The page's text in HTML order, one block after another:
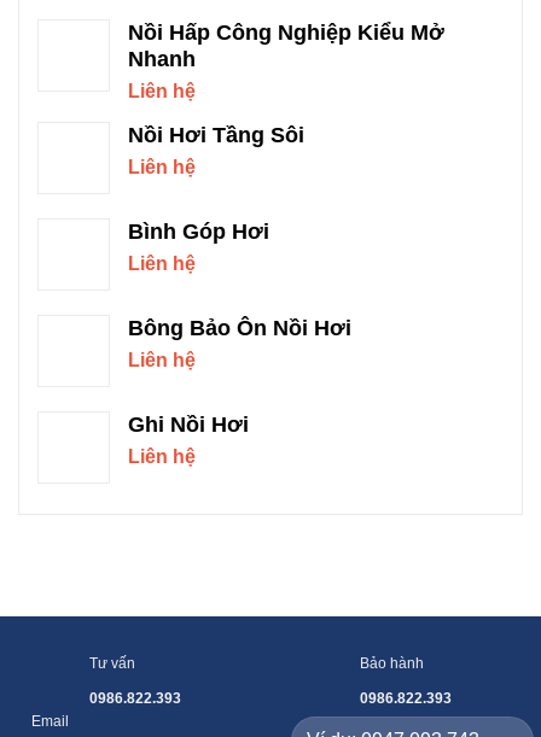
Nồi Hấp Công Nghiệp Kiểu Mở
Nhanh
Liên hệ
Nồi Hơi Tầng Sôi
Liên hệ
Bình Góp Hơi
Liên hệ
Bông Bảo Ôn Nồi Hơi
Liên hệ
Ghi Nồi Hơi
Liên hệ
Tư vấn
0986.822.393
Bảo hành
0986.822.393
Email